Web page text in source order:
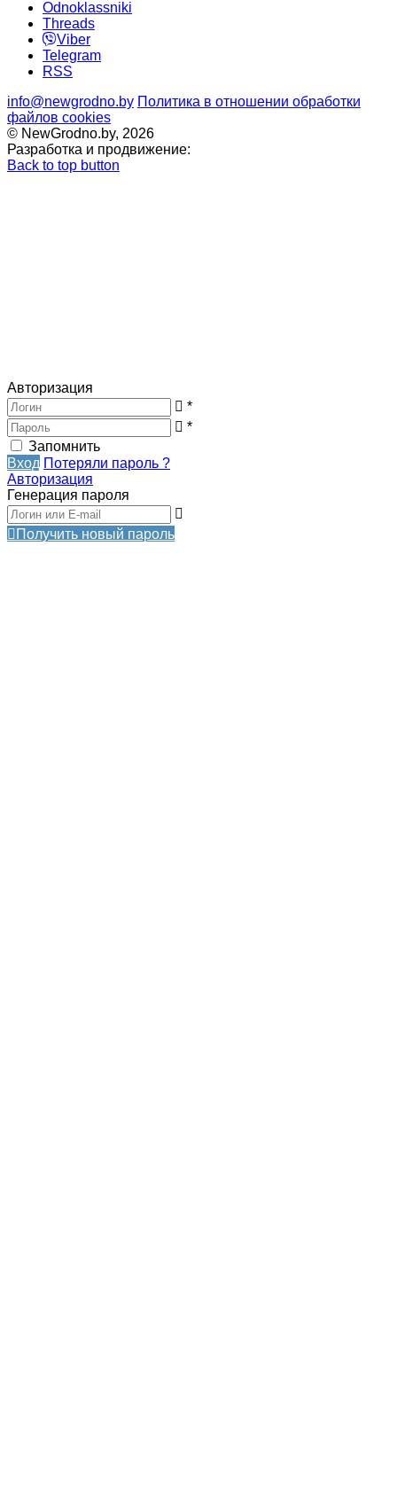
Odnoklassniki
Threads
Viber
Telegram
RSS
info@newgrodno.by Политика в отношении обработки
файлов cookies
© NewGrodno.by, 2026
Разработка и продвижение:
Back to top button
Авторизация
*
*
Запомнить
Вход Потеряли пароль ?
Авторизация
Генерация пароля
Получить новый пароль